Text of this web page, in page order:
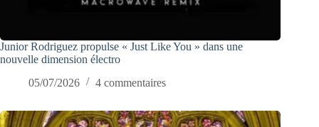
Junior Rodriguez propulse « Just Like You » dans une
nouvelle dimension électro
05/07/2026
4 commentaires